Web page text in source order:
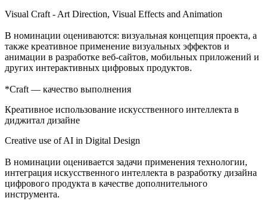
Visual Craft - Art Direction, Visual Effects and Animation
В номинации оцениваются: визуальная концепция проекта, а
также креативное применение визуальных эффектов и
анимации в разработке веб-сайтов, мобильных приложений и
других интерактивных цифровых продуктов.
*Сraft — качество выполнения
Креативное использование искусственного интеллекта в
диджитал дизайне
Creative use of AI in Digital Design
В номинации оценивается задачи применения технологии,
интеграция искусственного интеллекта в разработку дизайна
цифрового продукта в качестве дополнительного
инструмента.